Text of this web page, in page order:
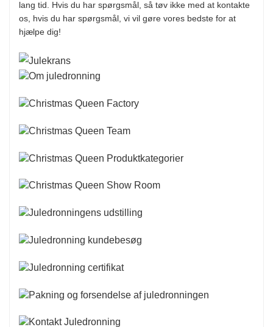
lang tid. Hvis du har spørgsmål, så tøv ikke med at kontakte
os, hvis du har spørgsmål, vi vil gøre vores bedste for at
hjælpe dig!